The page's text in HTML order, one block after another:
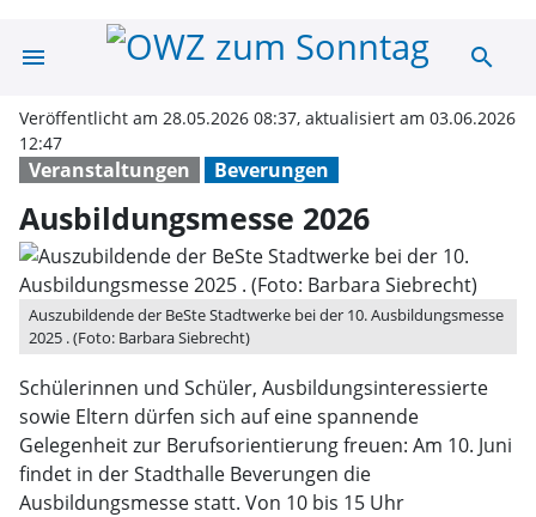
menu search
Veranstaltungen Beverungen
Veröffentlicht am 28.05.2026 08:37, aktualisiert am 03.06.2026
12:47
Ausbildungsmesse 2026
Auszubildende der BeSte Stadtwerke bei der 10. Ausbildungsmesse
2025 . (Foto: Barbara Siebrecht)
Schülerinnen und Schüler, Ausbildungsinteressierte
sowie Eltern dürfen sich auf eine spannende
Gelegenheit zur Berufsorientierung freuen: Am 10. Juni
findet in der Stadthalle Beverungen die
Ausbildungsmesse statt. Von 10 bis 15 Uhr